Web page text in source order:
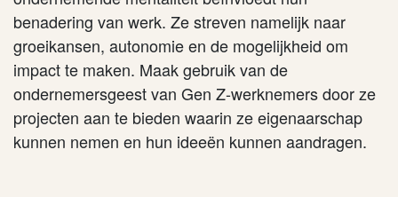
benadering van werk. Ze streven namelijk naar
groeikansen, autonomie en de mogelijkheid om
impact te maken. Maak gebruik van de
ondernemersgeest van Gen Z-werknemers door ze
projecten aan te bieden waarin ze eigenaarschap
kunnen nemen en hun ideeën kunnen aandragen.